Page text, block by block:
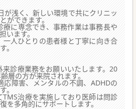
浅く、新しい環境で共にクリニッ
ができます。
に専念でき、事務作業は事務長や
います。
人ひとりの患者様と丁寧に向き合
。
診療業務をお願いいたします。20
層の方が来院されます。
障害、メンタルの不調、ADHDの
。
治療を実施しており医師は問診
を多角的にサポートします。